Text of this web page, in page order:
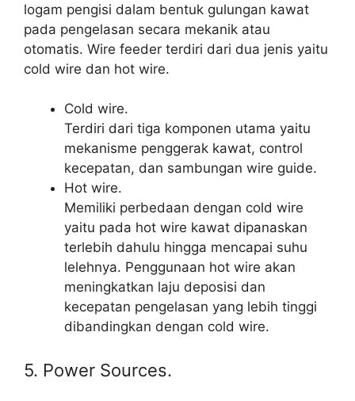
logam pengisi dalam bentuk gulungan kawat
pada pengelasan secara mekanik atau
otomatis. Wire feeder terdiri dari dua jenis yaitu
cold wire dan hot wire.
Cold wire.
Terdiri dari tiga komponen utama yaitu
mekanisme penggerak kawat, control
kecepatan, dan sambungan wire guide.
Hot wire.
Memiliki perbedaan dengan cold wire
yaitu pada hot wire kawat dipanaskan
terlebih dahulu hingga mencapai suhu
lelehnya. Penggunaan hot wire akan
meningkatkan laju deposisi dan
kecepatan pengelasan yang lebih tinggi
dibandingkan dengan cold wire.
5. Power Sources.